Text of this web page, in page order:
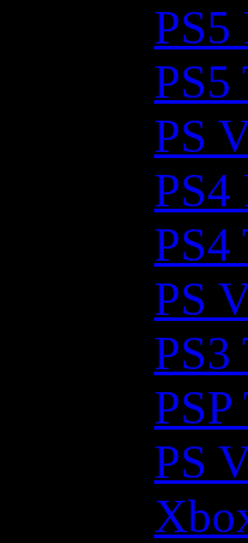
PS5
PS5
PS
PS4
PS4
PS
PS3
PSP
PS